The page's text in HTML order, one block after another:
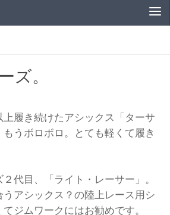
ズ。
履き続けたアシックス「ターサ
うボロボロ。とても軽くて履き
代目、「ライト・レーサー」。
アシックス？の陸上レース用シ
ジムワークにはお勧めです。